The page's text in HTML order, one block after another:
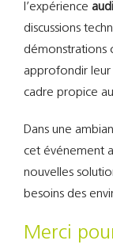
l’expérience
discussions
démonstrations
approfondir leur
cadre propice au
Dans une
cet événement
nouvelles
besoins des
Merci